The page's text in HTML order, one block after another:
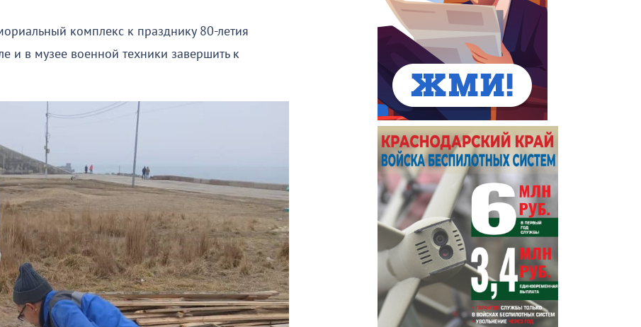
комплекс к празднику 80-летия
и в музее военной техники завершить к